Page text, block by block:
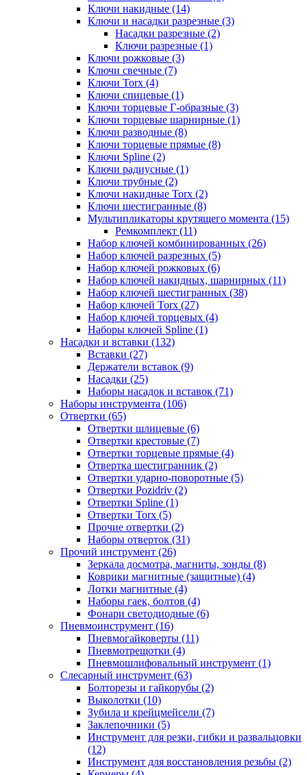
Ключи накидные (14)
Ключи и насадки разрезные (3)
Насадки разрезные (2)
Ключи разрезные (1)
Ключи рожковые (3)
Ключи свечные (7)
Ключи Torx (4)
Ключи спицевые (1)
Ключи торцевые Г-образные (3)
Ключи торцевые шарнирные (1)
Ключи разводные (8)
Ключи торцевые прямые (8)
Ключи Spline (2)
Ключи радиусные (1)
Ключи трубные (2)
Ключи накидные Torx (2)
Ключи шестигранные (8)
Мультипликаторы крутящего момента (15)
Ремкомплект (11)
Набор ключей комбинированных (26)
Набор ключей разрезных (5)
Набор ключей рожковых (6)
Набор ключей накидных, шарнирных (11)
Набор ключей шестигранных (38)
Набор ключей Torx (27)
Набор ключей торцевых (4)
Наборы ключей Spline (1)
Насадки и вставки (132)
Вставки (27)
Держатели вставок (9)
Насадки (25)
Наборы насадок и вставок (71)
Наборы инструмента (106)
Отвертки (65)
Отвертки шлицевые (6)
Отвертки крестовые (7)
Отвертки торцевые прямые (4)
Отвертка шестигранник (2)
Отвертки ударно-поворотные (5)
Отвертки Pozidriv (2)
Отвертки Spline (1)
Отвертки Torx (5)
Прочие отвертки (2)
Наборы отверток (31)
Прочий инструмент (26)
Зеркала досмотра, магниты, зонды (8)
Коврики магнитные (защитные) (4)
Лотки магнитные (4)
Наборы гаек, болтов (4)
Фонари светодиодные (6)
Пневмоинструмент (16)
Пневмогайковерты (11)
Пневмотрещотки (4)
Пневмошлифовальный инструмент (1)
Слесарный инструмент (63)
Болторезы и гайкорубы (2)
Выколотки (10)
Зубила и крейцмейсели (7)
Заклепочники (5)
Инструмент для резки, гибки и развальцовки
(12)
Инструмент для восстановления резьбы (2)